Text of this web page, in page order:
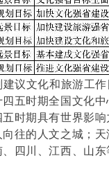
议文化和旅游工作
五时期全国文化
时期具有世界影
往的人文之城；
四川、江西、山